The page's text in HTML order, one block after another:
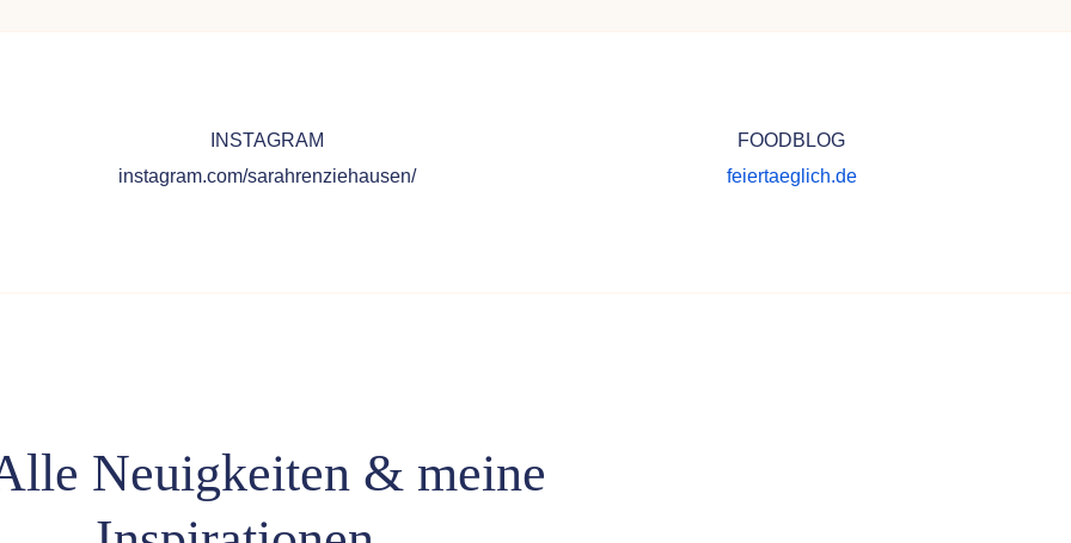
INSTAGRAM
instagram.com/sarahrenziehausen/
FOODBLOG
feiertaeglich.de
Neuigkeiten & meine